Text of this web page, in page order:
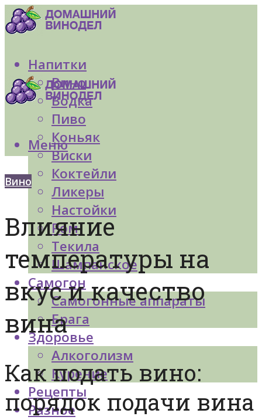
Напитки
Вино
Водка
Пиво
Коньяк
Виски
Коктейли
Ликеры
Настойки
Ром
Текила
Шампанское
Самогон
Самогонные аппараты
Брага
Здоровье
Алкоголизм
Курение
Рецепты
Разное
Меню
Вино
Влияние
температуры на
вкус и качество
вина
Как подать вино:
порядок подачи вина